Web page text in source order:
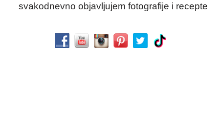
svakodnevno objavljujem fotografije i recepte